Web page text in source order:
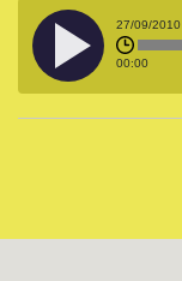
27/09/2010
00:00